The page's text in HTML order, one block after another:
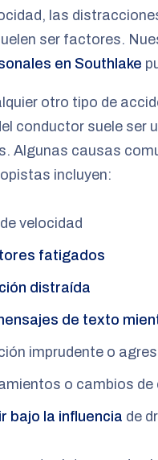
las
ser factores.
en Southlake
otro tipo de
conductor suele ser
Algunas causas
incluyen:
velocidad
fatigados
distraída
de texto
imprudente o
o cambios de
bajo la influencia de